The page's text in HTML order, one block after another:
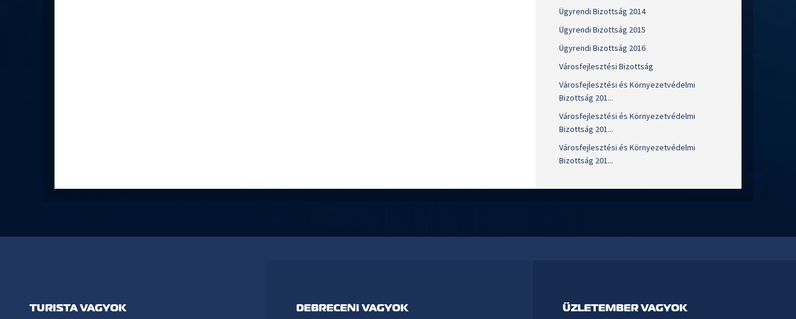
Ügyrendi Bizottság 2014
Ügyrendi Bizottság 2015
Ügyrendi Bizottság 2016
Városfejlesztési Bizottság
Városfejlesztési és Környezetvédelmi
Bizottság 201...
Városfejlesztési és Környezetvédelmi
Bizottság 201...
Városfejlesztési és Környezetvédelmi
Bizottság 201...
TURISTA VAGYOK DEBRECENI VAGYOK ÜZLETEMBER VAGYOK